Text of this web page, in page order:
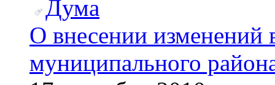
Дума
О внесении
муниципального